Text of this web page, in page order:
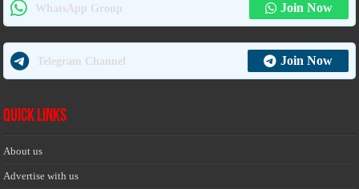
WhatsApp Group Join Now
Telegram Channel Join Now
Quick Links
About us
Advertise with us